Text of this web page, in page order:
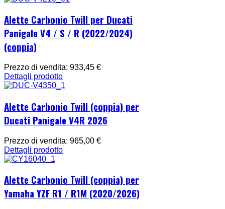
Alette Carbonio Twill per Ducati
Panigale V4 / S / R (2022/2024)
(coppia)
Prezzo di vendita: 933,45 €
Dettagli prodotto
Alette Carbonio Twill (coppia) per
Ducati Panigale V4R 2026
Prezzo di vendita: 965,00 €
Dettagli prodotto
Alette Carbonio Twill (coppia) per
Yamaha YZF R1 / R1M (2020/2026)